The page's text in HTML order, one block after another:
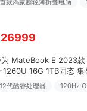
首款鸿蒙超轻薄折叠电脑
26999
MateBook E 2023款
1260U 16G 1TB固态
12代酷睿处理器 120Hz